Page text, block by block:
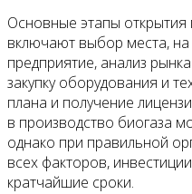
Основные этапы открытия
включают выбор места, на
предприятие, анализ
закупку оборудования и
плана и получение
в производство биогаза
однако при правильной
всех факторов,
кратчайшие сроки.